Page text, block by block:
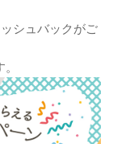
シュバックがご